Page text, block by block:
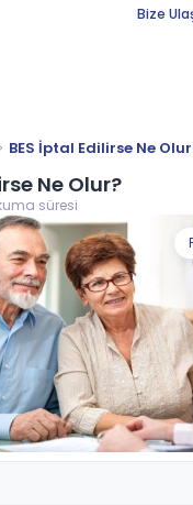
Bize
BES İptal Edilirse Ne
Ne Olur?
süresi